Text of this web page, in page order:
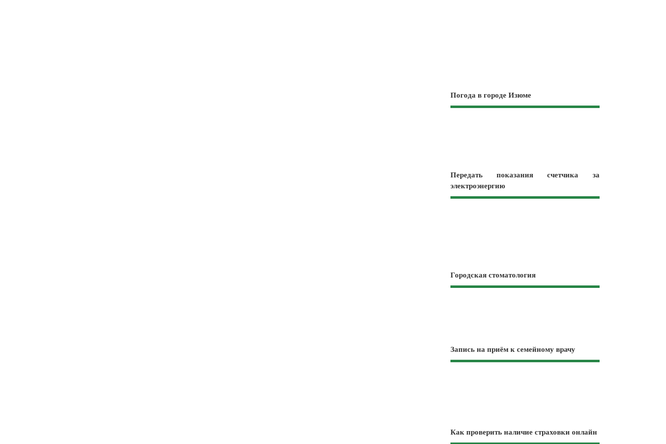
Погода в городе Изюме
Передать показания счетчика за
электроэнергию
Городская стоматология
Запись на приём к семейному врачу
Как проверить наличие страховки онлайн